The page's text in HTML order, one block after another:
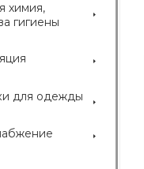
химия,
гигиены
для одежды